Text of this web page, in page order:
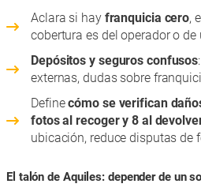
Aclara si hay franquicia cero,
cobertura es del operador o de
Depósitos y seguros confusos
externas, dudas sobre
Definecómo se verifican
fotos al recoger y 8 al
ubicación, reduce disputas de
El talón de Aquiles: depender de un